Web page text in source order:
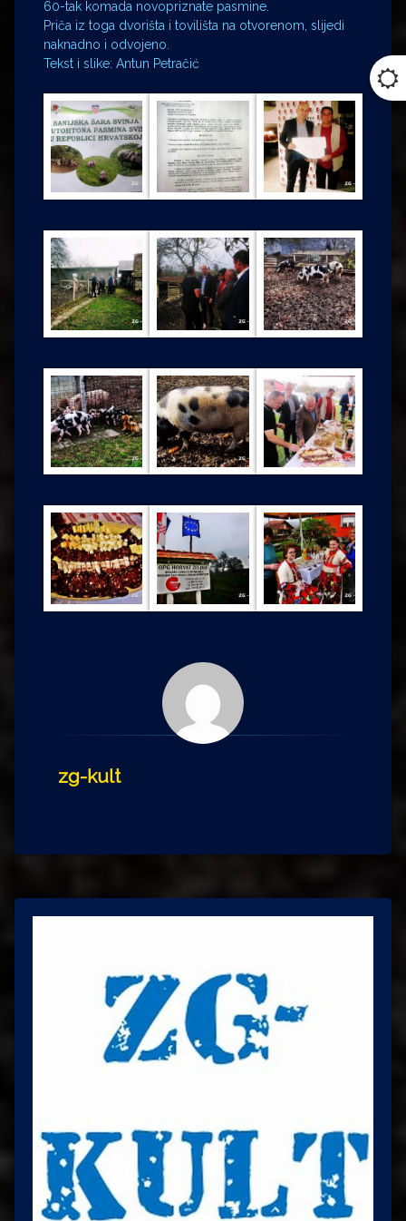
60-tak komada novopriznate pasmine.
Priča iz toga dvorišta i tovilišta na otvorenom, slijedi
naknadno i odvojeno.
Tekst i slike: Antun Petračić
zg-kult